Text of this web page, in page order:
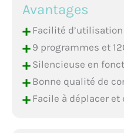
Avantages
+Facilité
+9 programmes et
+Silencieuse en
+Bonne qualité de
+Facile à déplacer et